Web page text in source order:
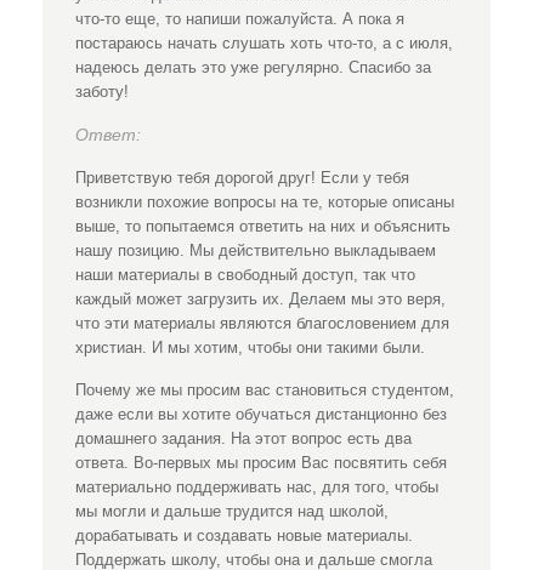
что-то еще, то напиши пожалуйста. А пока я
постараюсь начать слушать хоть что-то, а с июля,
надеюсь делать это уже регулярно. Спасибо за
заботу!
Ответ:
Приветствую тебя дорогой друг! Если у тебя
возникли похожие вопросы на те, которые описаны
выше, то попытаемся ответить на них и объяснить
нашу позицию. Мы действительно выкладываем
наши материалы в свободный доступ, так что
каждый может загрузить их. Делаем мы это веря,
что эти материалы являются благословением для
христиан. И мы хотим, чтобы они такими были.
Почему же мы просим вас становиться студентом,
даже если вы хотите обучаться дистанционно без
домашнего задания. На этот вопрос есть два
ответа. Во-первых мы просим Вас посвятить себя
материально поддерживать нас, для того, чтобы
мы могли и дальше трудится над школой,
дорабатывать и создавать новые материалы.
Поддержать школу, чтобы она и дальше смогла